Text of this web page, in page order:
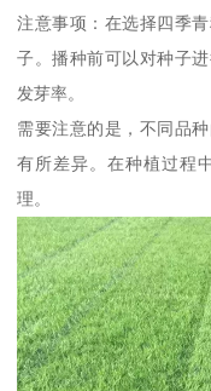
注意事项：在选择四季
子。播种前可以对种子
发芽率。
需要注意的是，不同品
有所差异。在种植过程
理。